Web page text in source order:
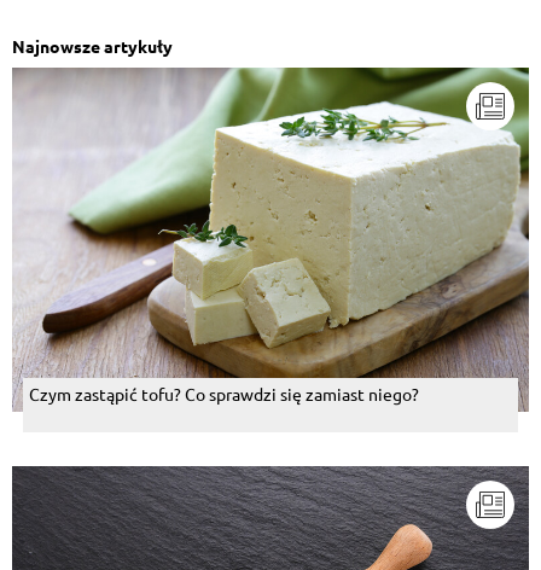
Najnowsze artykuły
Czym zastąpić tofu? Co sprawdzi się zamiast niego?